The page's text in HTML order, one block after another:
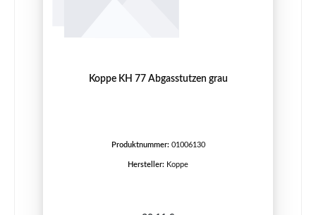
Koppe KH 77 Abgasstutzen grau
Produktnummer: 01006130
Hersteller: Koppe